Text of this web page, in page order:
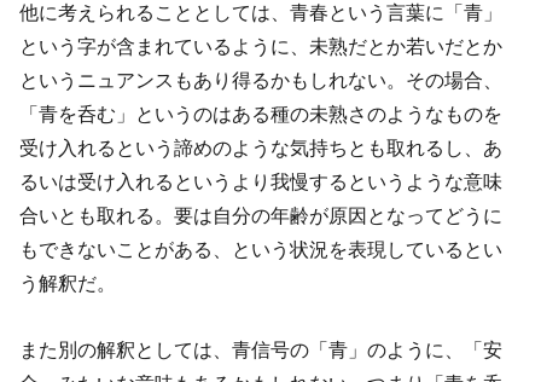
他に考えられることとしては、青春という言葉に「青」
という字が含まれているように、未熟だとか若いだとか
というニュアンスもあり得るかもしれない。その場合、
「青を呑む」というのはある種の未熟さのようなものを
受け入れるという諦めのような気持ちとも取れるし、あ
るいは受け入れるというより我慢するというような意味
合いとも取れる。要は自分の年齢が原因となってどうに
もできないことがある、という状況を表現しているとい
う解釈だ。
また別の解釈としては、青信号の「青」のように、「安